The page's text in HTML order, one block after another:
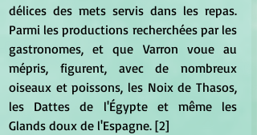
délices des mets servis dans les repas.
Parmi les productions recherchées par les
gastronomes, et que Varron voue au
mépris, figurent, avec de nombreux
oiseaux et poissons, les Noix de Thasos,
les Dattes de l'Égypte et même les
Glands doux de l'Espagne. [2]